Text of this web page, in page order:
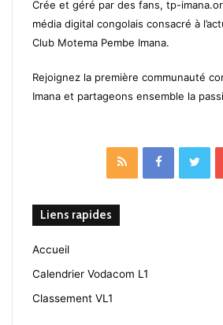
Crée et géré par des fans, tp-
média digital congolais consacré à
Club Motema Pembe Imana.
Rejoignez la première communauté
Imana et partageons ensemble la
RSS Facebook
Liens rapides
Accueil
Calendrier Vodacom L1
Classement VL1